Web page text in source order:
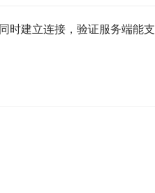
时建立连接，验证服务端能支